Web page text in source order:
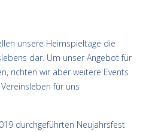
unsere Heimspieltage die
dar. Um unser Angebot für
richten wir aber weitere Events
für uns
durchgeführten Neujahrsfest